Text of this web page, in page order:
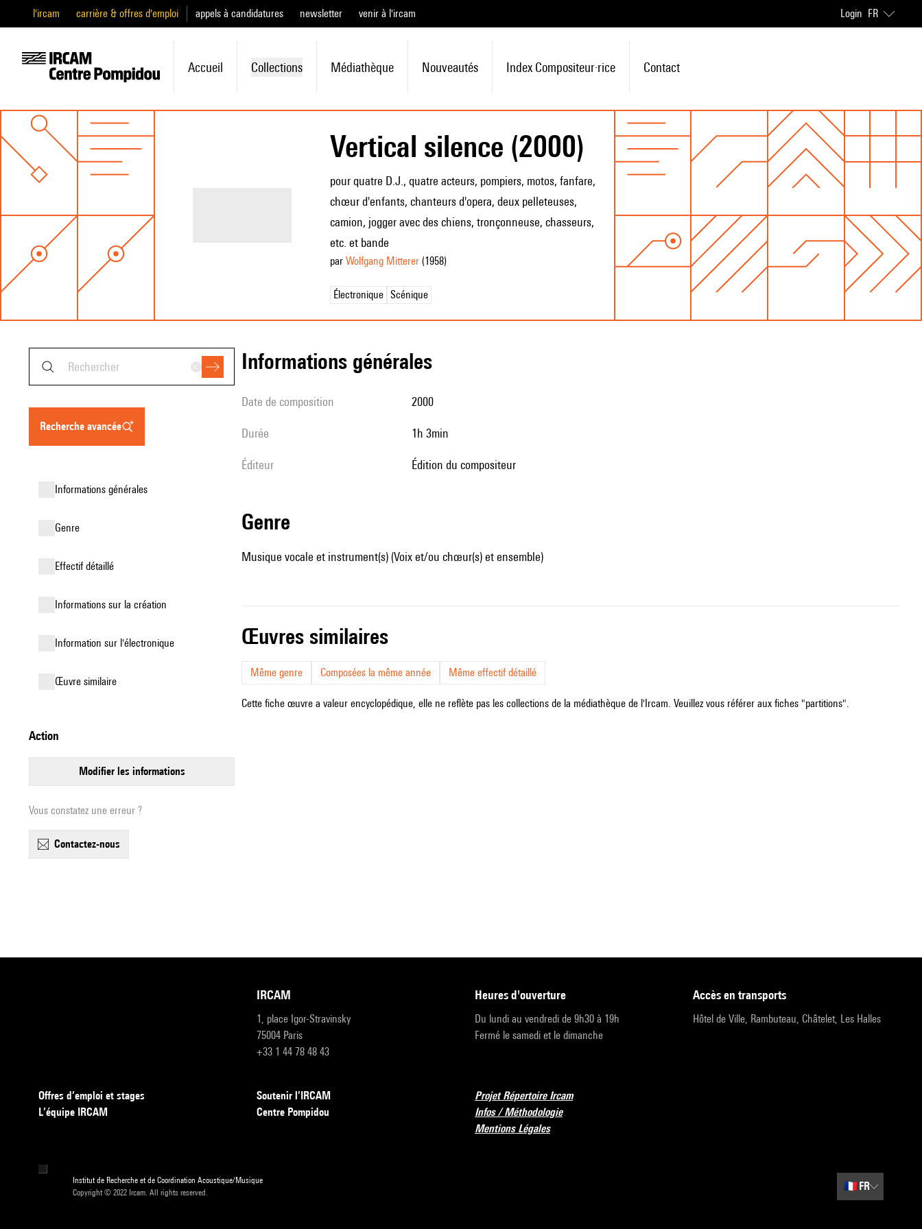
l'ircam carrière & offres d'emploi appels à candidatures newsletter venir à l'ircam Login FR
Accueil Collections Médiathèque Nouveautés Index Compositeur·rice Contact
Vertical silence (2000)
pour quatre D.J., quatre acteurs, pompiers, motos, fanfare,
chœur d'enfants, chanteurs d'opera, deux pelleteuses,
camion, jogger avec des chiens, tronçonneuse, chasseurs,
etc. et bande
par Wolfgang Mitterer(1958)
Électronique Scénique
recherche avancée
informations générales
genre
effectif détaillé
informations sur la création
Information sur l'électronique
œuvre similaire
action
modifier les informations
Vous constatez une erreur ?
contactez-nous
informations générales
date de composition 2000
durée 1h 3min
éditeur édition du compositeur
genre
Musique vocale et instrument(s) (Voix et/ou chœur(s) et ensemble)
œuvres similaires
Même genre Composées la même année Même effectif détaillé
Cette fiche œuvre a valeur encyclopédique, elle ne reflète pas les collections de la médiathèque de l'Ircam. Veuillez vous référer aux fiches "partitions".
IRCAM
1, place Igor-Stravinsky
75004 Paris
+33 1 44 78 48 43
heures d'ouverture
Du lundi au vendredi de 9h30 à 19h
Fermé le samedi et le dimanche
accès en transports
Hôtel de Ville, Rambuteau, Châtelet, Les Halles
Offres d’emploi et stages
L’équipe IRCAM
Soutenir l’IRCAM
Centre Pompidou
Projet Répertoire Ircam
Infos / Méthodologie
Mentions Légales
Institut de Recherche et de Coordination Acoustique/Musique
Copyright © 2022 Ircam. All rights reserved.
🇫🇷 FR